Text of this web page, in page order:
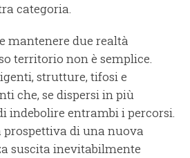
categoria.
mantenere due realtà
territorio non è semplice.
strutture, tifosi e
che, se dispersi in più
indebolire entrambi i percorsi.
prospettiva di una nuova
suscita inevitabilmente